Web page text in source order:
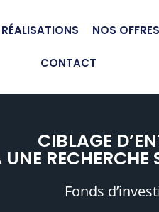
NOS OFFRES
CONTACT
CIBLAGE
RECHERCHE
Fonds